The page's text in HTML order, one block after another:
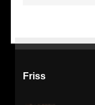
Friss